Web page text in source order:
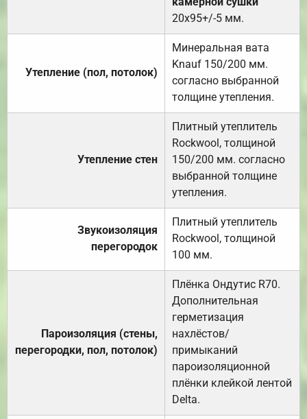
20х95+/-5 мм.
Утепление (пол, потолок)
Минеральная вата
Knauf 150/200 мм.
согласно выбранной
толщине утепления.
Утепление стен
Плитный утеплитель
Rockwool, толщиной
150/200 мм. согласно
выбранной толщине
утепления.
Звукоизоляция
перегородок
Плитный утеплитель
Rockwool, толщиной
100 мм.
Пароизоляция (стены,
перегородки, пол, потолок)
Плёнка Ондутис R70.
Дополнительная
герметизация
нахлёстов/
примыканий
пароизоляционной
плёнки клейкой лентой
Delta.